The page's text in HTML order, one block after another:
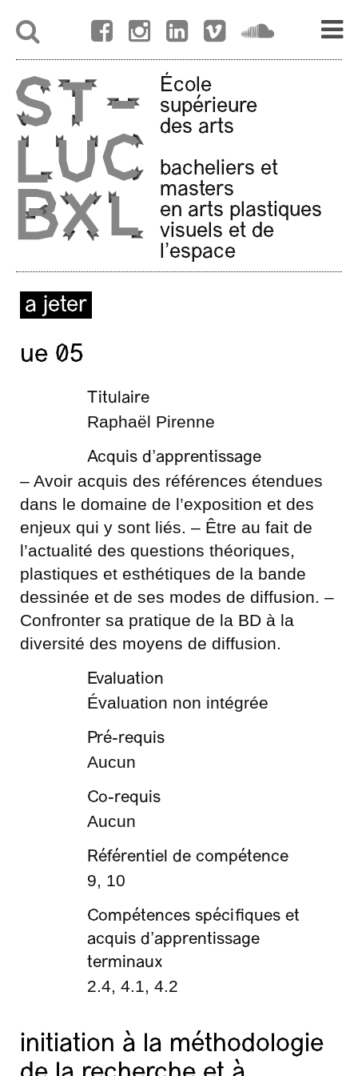
École
supérieure
des arts
bacheliers et
masters
en arts plastiques
visuels et de
l'espace
a jeter
ue 05
Titulaire
Raphaël Pirenne
Acquis d’apprentissage
– Avoir acquis des références étendues
dans le domaine de l’exposition et des
enjeux qui y sont liés. – Être au fait de
l’actualité des questions théoriques,
plastiques et esthétiques de la bande
dessinée et de ses modes de diffusion. –
Confronter sa pratique de la BD à la
diversité des moyens de diffusion.
Evaluation
Évaluation non intégrée
Pré-requis
Aucun
Co-requis
Aucun
Référentiel de compétence
9, 10
Compétences spécifiques et
acquis d’apprentissage
terminaux
2.4, 4.1, 4.2
initiation à la méthodologie